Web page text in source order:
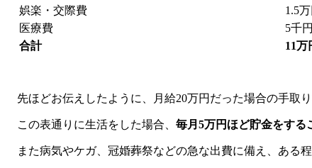
娯楽・交際費
1.5万
医療費
5千円
合計
11万
先ほどお伝えしたように、月給20万円だった場合の手取
この表通りに生活をした場合、 毎月5万円ほど貯金をする
また病気やケガ、冠婚葬祭などの急な出費に備え、ある